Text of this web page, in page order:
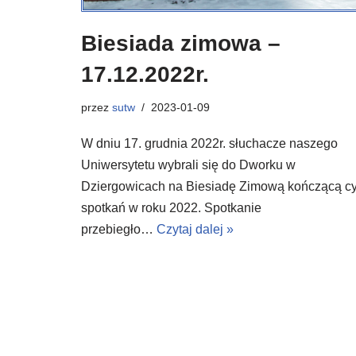
Biesiada zimowa –
17.12.2022r.
przez sutw 2023-01-09
W dniu 17. grudnia 2022r. słuchacze naszego
Uniwersytetu wybrali się do Dworku w
Dziergowicach na Biesiadę Zimową kończącą
spotkań w roku 2022. Spotkanie
przebiegło… Czytaj dalej »